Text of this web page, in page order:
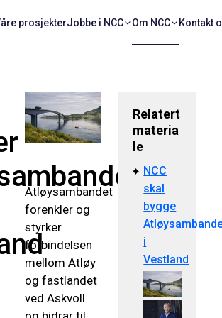
prosjekterJobbe i NCC Om NCC Kontakt
Atløysambandet
forenkler og
styrker
forbindelsen
mellom Atløy
og fastlandet
ved Askvoll
Relatert
materia
le
NCC
skal
bygge
i
Vestland